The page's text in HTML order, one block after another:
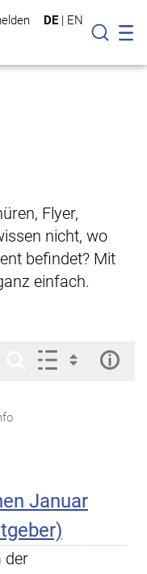
DE | EN
Suche
Flyer,
nicht, wo
befindet? Mit
einfach.
Januar
der